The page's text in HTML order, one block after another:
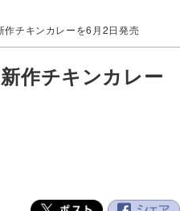
チキンカレーを6月2日発売
作チキンカレー